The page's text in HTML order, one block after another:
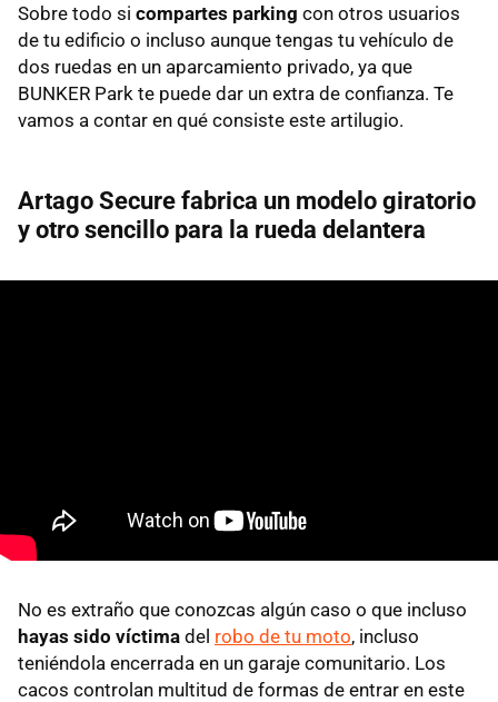
Sobre todo si compartes parking con otros usuarios
de tu edificio o incluso aunque tengas tu vehículo de
dos ruedas en un aparcamiento privado, ya que
BUNKER Park te puede dar un extra de confianza. Te
vamos a contar en qué consiste este artilugio.
Artago Secure fabrica un modelo giratorio
y otro sencillo para la rueda delantera
No es extraño que conozcas algún caso o que incluso
hayas sido víctima del robo de tu moto, incluso
teniéndola encerrada en un garaje comunitario. Los
cacos controlan multitud de formas de entrar en este